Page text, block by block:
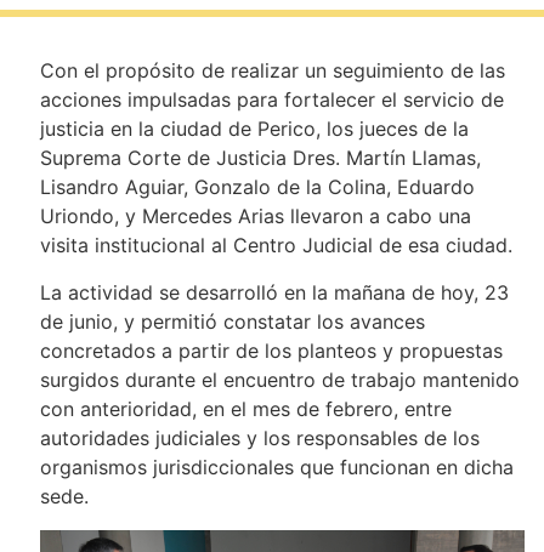
Con el propósito de realizar un seguimiento de las
acciones impulsadas para fortalecer el servicio de
justicia en la ciudad de Perico, los jueces de la
Suprema Corte de Justicia Dres. Martín Llamas,
Lisandro Aguiar, Gonzalo de la Colina, Eduardo
Uriondo, y Mercedes Arias llevaron a cabo una
visita institucional al Centro Judicial de esa ciudad.
La actividad se desarrolló en la mañana de hoy, 23
de junio, y permitió constatar los avances
concretados a partir de los planteos y propuestas
surgidos durante el encuentro de trabajo mantenido
con anterioridad, en el mes de febrero, entre
autoridades judiciales y los responsables de los
organismos jurisdiccionales que funcionan en dicha
sede.